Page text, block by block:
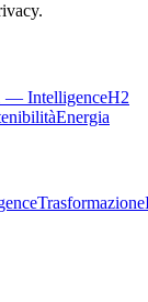
— IntelligenceH2
Energia
Trasformazione